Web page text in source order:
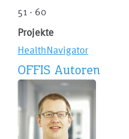
51 - 60
Projekte
HealthNavigator
OFFIS Autoren